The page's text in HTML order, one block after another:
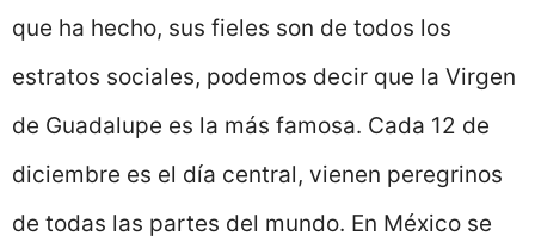
que ha hecho, sus fieles son de todos los
estratos sociales, podemos decir que la Virgen
de Guadalupe es la más famosa. Cada 12 de
diciembre es el día central, vienen peregrinos
de todas las partes del mundo. En México se